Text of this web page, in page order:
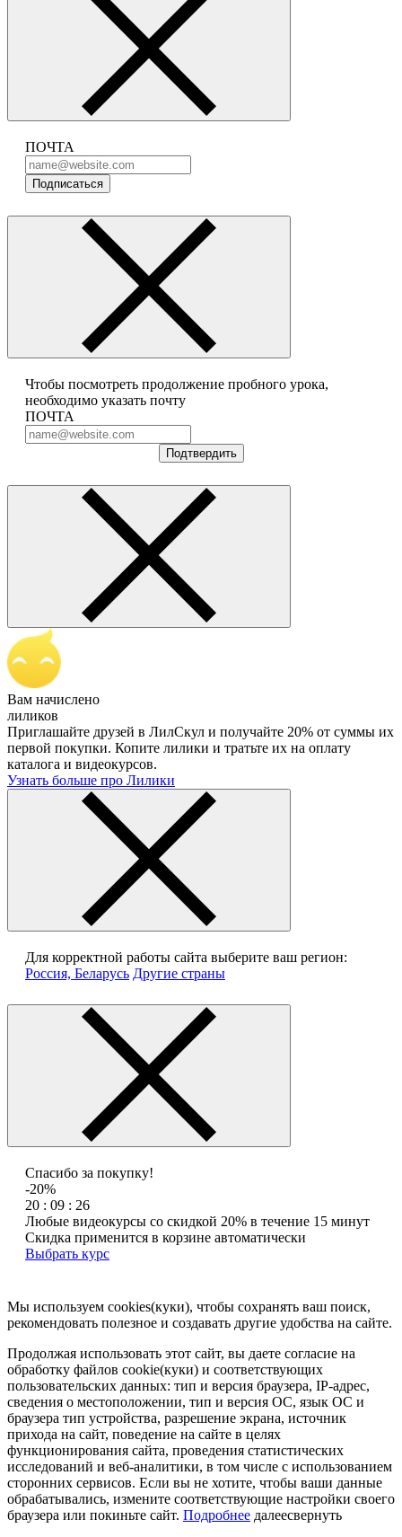
ПОЧТА
Подписаться
Чтобы посмотреть продолжение пробного урока,
необходимо указать почту
ПОЧТА
Подтвердить
Вам начислено
лиликов
Приглашайте друзей в ЛилСкул и получайте 20% от суммы их
первой покупки. Копите лилики и тратьте их на оплату
каталога и видеокурсов.
Узнать больше про Лилики
Для корректной работы сайта выберите ваш регион:
Россия, Беларусь Другие страны
Спасибо за покупку!
-20%
20 : 09 : 26
Любые видеокурсы со скидкой 20% в течение 15 минут
Скидка применится в корзине автоматически
Выбрать курс
Мы используем cookies(куки), чтобы сохранять ваш поиск,
рекомендовать полезное и создавать другие удобства на сайте.
Продолжая использовать этот сайт, вы даете согласие на
обработку файлов cookie(куки) и соответствующих
пользовательских данных: тип и версия браузера, IP-адрес,
сведения о местоположении, тип и версия ОС, язык ОС и
браузера тип устройства, разрешение экрана, источник
прихода на сайт, поведение на сайте в целях
функционирования сайта, проведения статистических
исследований и веб-аналитики, в том числе с использованием
сторонних сервисов. Если вы не хотите, чтобы ваши данные
обрабатывались, измените соответствующие настройки своего
браузера или покиньте сайт. Подробнее далеесвернуть